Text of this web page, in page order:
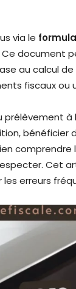
via le
document
au calcul de
fiscaux ou
prélèvement
bénéficier
comprendre
Cet
les erreurs